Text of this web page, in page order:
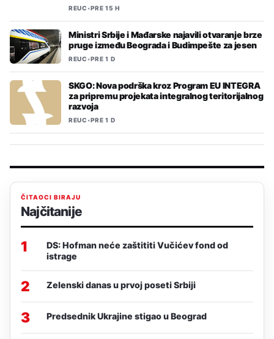
REUC•PRE 15 H
Ministri Srbije i Mađarske najavili otvaranje brze
pruge između Beograda i Budimpešte za jesen
REUC•PRE 1 D
SKGO: Nova podrška kroz Program EU INTEGRA
za pripremu projekata integralnog teritorijalnog
razvoja
REUC•PRE 1 D
ČITAOCI BIRAJU
Najčitanije
1
DS: Hofman neće zaštititi Vučićev fond od
istrage
2 Zelenski danas u prvoj poseti Srbiji
3 Predsednik Ukrajine stigao u Beograd